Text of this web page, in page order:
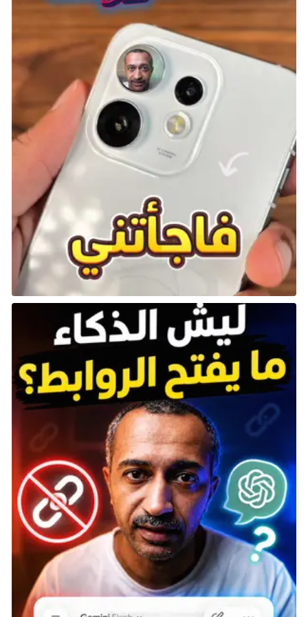
عرّفت اللعبة اللاعبين على قدرة Kirby على ابتلاع الأعداء
واستخدام قواهم الخاصة، مثل استخدام السيف الشهير.
يمكن لعبها حاليًا على جهاز Switch، ولكن النسخة الأكثر تميزًا
هي الموجودة على جهاز 3DS والتي تدعم تقنية العرض
Kid Klown In Night Mayor World
قد يبدو عنوان لعبة Kid Klown in Night Mayor World
تقليديًّا بالنسبة لألعاب NES، ولكنه يخفي وراءه لعبة
ممتعة ورائعة. في اليابان، صدرت اللعبة تحت اسم Mickey
Mouse III: Yume Fuusen عام 1992، ثم نُقلت إلى الغرب عام
1993 تحت هذا الاسم الجديد لتجنب دفع حقوق الملكية
لشخصية Mickey Mouse.
كان هذا النوع من التعديلات شائعًا في ألعاب الثمانينيات
والتسعينيات، مثل Super Mario Bros. 2. في اللعبة الغربية،
تم استبدال شخصيات اللعبة الأصلية بشخصيات جديدة،
لكنها حافظت على نفس أسلوب اللعب الممتع، مما يجعلها
تجربة تستحق الاهتمام رغم التغيير الغريب الذي حوَّل
Mickey إلى مهرج.
Mighty Final Fight